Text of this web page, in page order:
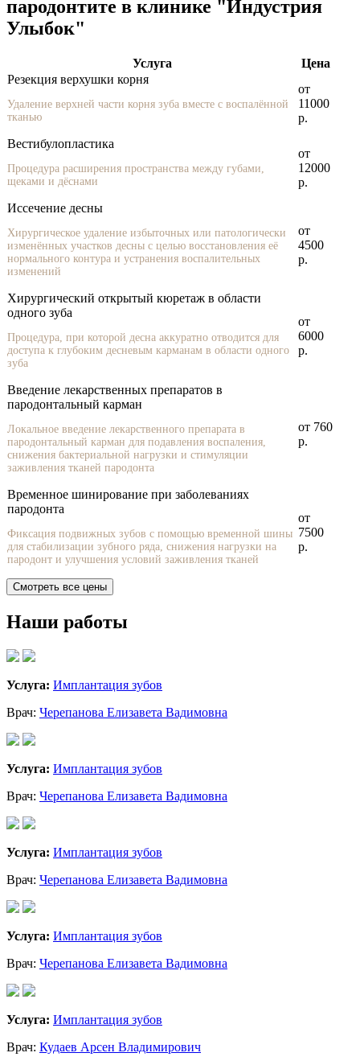
пародонтите в клинике "Индустрия
Улыбок"
Услуга
Цена
Резекция верхушки корня
Удаление верхней части корня зуба вместе с воспалённой
тканью
от
11000
р.
Вестибулопластика
Процедура расширения пространства между губами,
щеками и дёснами
от
12000
р.
Иссечение десны
Хирургическое удаление избыточных или патологически
изменённых участков десны с целью восстановления её
нормального контура и устранения воспалительных
изменений
от
4500
р.
Хирургический открытый кюретаж в области
одного зуба
Процедура, при которой десна аккуратно отводится для
доступа к глубоким десневым карманам в области одного
зуба
от
6000
р.
Введение лекарственных препаратов в
пародонтальный карман
Локальное введение лекарственного препарата в
пародонтальный карман для подавления воспаления,
снижения бактериальной нагрузки и стимуляции
заживления тканей пародонта
от 760
р.
Временное шинирование при заболеваниях
пародонта
Фиксация подвижных зубов с помощью временной шины
для стабилизации зубного ряда, снижения нагрузки на
пародонт и улучшения условий заживления тканей
от
7500
р.
Смотреть все цены
Наши работы
Услуга: Имплантация зубов
Врач: Черепанова Елизавета Вадимовна
Услуга: Имплантация зубов
Врач: Черепанова Елизавета Вадимовна
Услуга: Имплантация зубов
Врач: Черепанова Елизавета Вадимовна
Услуга: Имплантация зубов
Врач: Черепанова Елизавета Вадимовна
Услуга: Имплантация зубов
Врач: Кудаев Арсен Владимирович